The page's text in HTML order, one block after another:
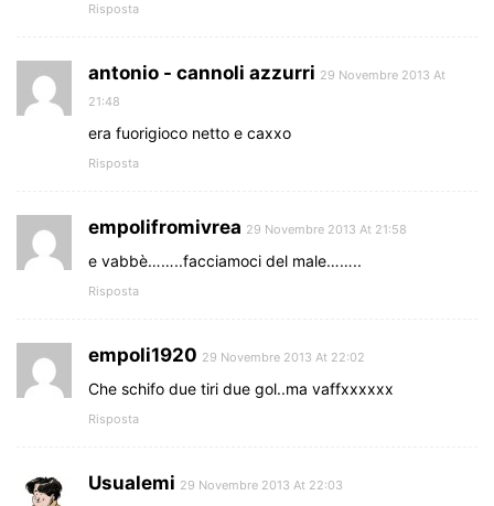
Risposta
antonio - cannoli azzurri 29 Novembre 2013 At
21:48
era fuorigioco netto e caxxo
Risposta
empolifromivrea 29 Novembre 2013 At 21:58
e vabbè……..facciamoci del male……..
Risposta
empoli1920 29 Novembre 2013 At 22:02
Che schifo due tiri due gol..ma vaffxxxxxx
Risposta
Usualemi 29 Novembre 2013 At 22:03